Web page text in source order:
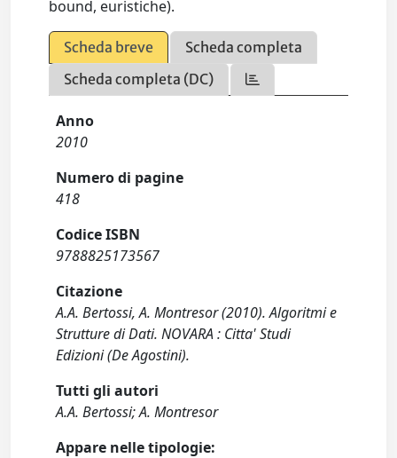
bound, euristiche).
Scheda breve
Scheda completa
Scheda completa (DC)
Anno
2010
Numero di pagine
418
Codice ISBN
9788825173567
Citazione
A.A. Bertossi, A. Montresor (2010). Algoritmi e
Strutture di Dati. NOVARA : Citta' Studi
Edizioni (De Agostini).
Tutti gli autori
A.A. Bertossi; A. Montresor
Appare nelle tipologie: